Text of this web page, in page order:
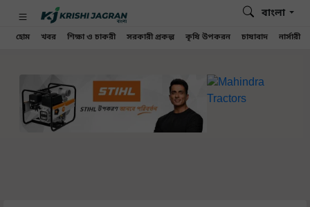
হোম খবর শিক্ষা ও চাকরী সরকারী প্রকল্প কৃষি উপকরন চাষাবাদ নার্সারী
বাংলা